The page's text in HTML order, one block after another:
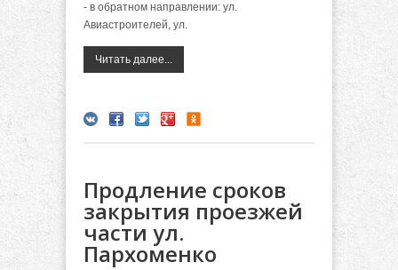
- в обратном направлении: ул.
Авиастроителей, ул.
Читать далее...
Продление сроков
закрытия проезжей
части ул.
Пархоменко